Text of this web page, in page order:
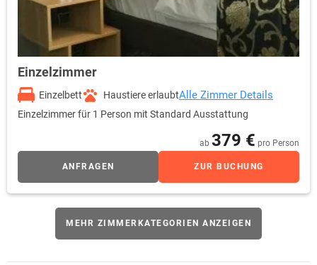
Einzelzimmer
Einzelbett Haustiere erlaubtAlle Zimmer Details
Einzelzimmer für 1 Person mit Standard Ausstattung
ab 379 € pro Person
ANFRAGEN ZUR BUCHUNG
MEHR ZIMMERKATEGORIEN ANZEIGEN